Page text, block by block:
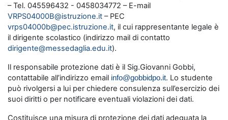
– Tel. 045596432 - 0458034772 – E-mail
VRPS04000B@istruzione.it – PEC
vrps04000b@pec.istruzione.it, il cui rappresentante legale è
il dirigente scolastico (indirizzo mail di contatto
dirigente@messedaglia.edu.it).
Il responsabile protezione dati è il Sig.Giovanni Gobbi,
contattabile all’indirizzo email info@gobbidpo.it. Lo studente
può rivolgersi a lui per chiedere consulenza sull’esercizio dei
suoi diritti o per notificare eventuali violazioni dei dati.
Costituisce una misura di protezione dei dati adeguata la